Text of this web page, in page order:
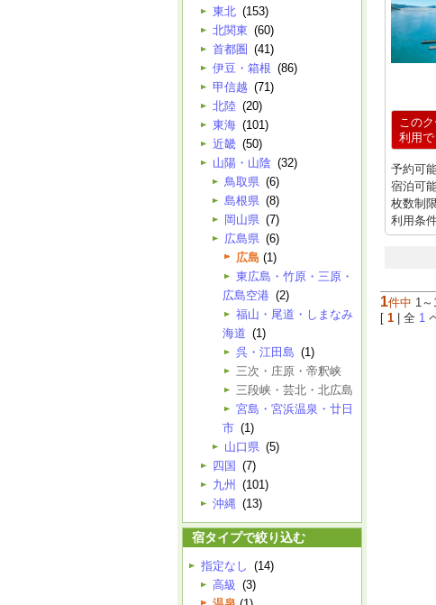
東北 (153)
北関東 (60)
首都圏 (41)
伊豆・箱根 (86)
甲信越 (71)
北陸 (20)
東海 (101)
近畿 (50)
山陽・山陰 (32)
鳥取県 (6)
島根県 (8)
岡山県 (7)
広島県 (6)
広島 (1)
東広島・竹原・三原・
広島空港 (2)
福山・尾道・しまなみ
海道 (1)
呉・江田島 (1)
三次・庄原・帝釈峡
三段峡・芸北・北広島
宮島・宮浜温泉・廿日
市 (1)
山口県 (5)
四国 (7)
九州
(101)
沖縄 (13)
宿タイプで絞り込む
指定なし (14)
高級 (3)
この
利用
予約可
宿泊可
枚数制
利用条
1件中 1
[ 1 | 全 1